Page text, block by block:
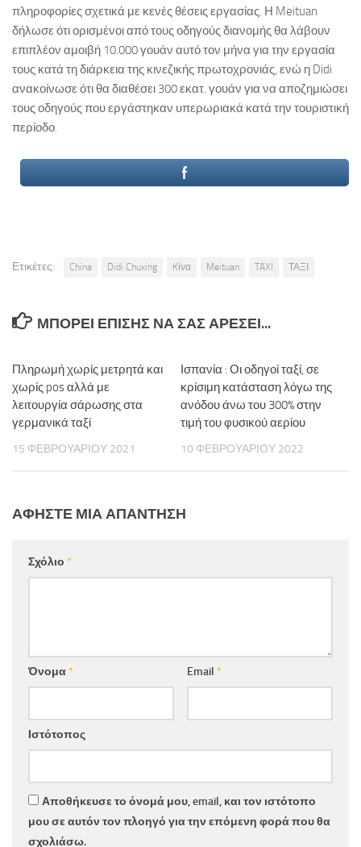
πληροφορίες σχετικά με κενές θέσεις εργασίας. Η Meituan
δήλωσε ότι ορισμένοι από τους οδηγούς διανομής θα λάβουν
επιπλέον αμοιβή 10.000 γουάν αυτό τον μήνα για την εργασία
τους κατά τη διάρκεια της κινεζικής πρωτοχρονιάς, ενώ η Didi
ανακοίνωσε ότι θα διαθέσει 300 εκατ. γουάν για να αποζημιώσει
τους οδηγούς που εργάστηκαν υπερωριακά κατά την τουριστική
περίοδο.
Ετικέτες: China Didi Chuxing Kίνα Meituan TAXI ΤΑΞΙ
ΜΠΟΡΕΊ ΕΠΊΣΗΣ ΝΑ ΣΑΣ ΑΡΈΣΕΙ...
Πληρωμή χωρίς μετρητά και
χωρίς pos αλλά με
λειτουργία σάρωσης στα
γερμανικά ταξί
15 ΦΕΒΡΟΥΑΡΊΟΥ 2021
Ισπανία : Οι οδηγοί ταξί, σε
κρίσιμη κατάσταση λόγω της
ανόδου άνω του 300% στην
τιμή του φυσικού αερίου
10 ΦΕΒΡΟΥΑΡΊΟΥ 2022
ΑΦΉΣΤΕ ΜΙΑ ΑΠΆΝΤΗΣΗ
Σχόλιο *
Όνομα* Email *
Ιστότοπος
Αποθήκευσε το όνομά μου, email, και τον ιστότοπο
μου σε αυτόν τον πλοηγό για την επόμενη φορά που θα
σχολιάσω.